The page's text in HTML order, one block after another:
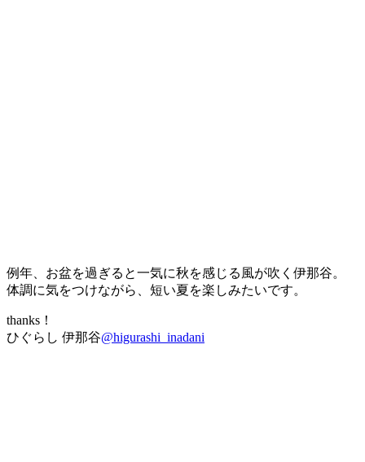
例年、お盆を過ぎると一気に秋を感じる風が吹く伊那谷。
体調に気をつけながら、短い夏を楽しみたいです。
thanks！
ひぐらし 伊那谷@higurashi_inadani